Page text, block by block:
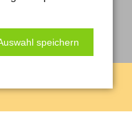
speichern